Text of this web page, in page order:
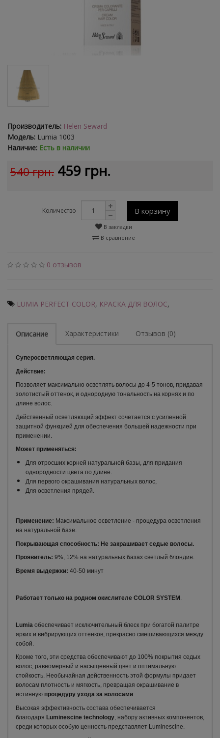
Производитель: Helen Seward
Модель: Lumia 1003
Наличие: Есть в наличии
540 грн. 459 грн.
Количество В корзину
В закладки
В сравнение
0 отзывов
LUMIA PERFECT COLOR, КРАСКА ДЛЯ ВОЛОС,
Описание Характеристики Отзывов (0)
Суперосветляющая серия.
Действие:
Позволяет максимально осветлять волосы до 4-5 тонов, придавая
золотистый оттенок, и однородную тональность на корнях и по
длине волос.
Действенный осветляющий эффект сочетается с усиленной
защитной функцией для обеспечения большей надежности при
применении.
Может применяться:
Для отросших корней натуральной базы, для придания
однородности цвета по длине.
Для первого окрашивания натуральных волос,
Для осветления прядей.
Применение: Максимальное осветление - процедура осветления
на натуральной базе.
Покрывающая способность: Не закрашивает седые волосы.
Проявитель: 9%, 12% на натуральных базах светлый блондин.
Время выдержки: 40-50 минут
Работает только на родном окислителе COLOR SYSTEM.
Lumia обеспечивает исключительный блеск при богатой палитре
ярких и вибрирующих оттенков, прекрасно смешивающихся между
собой.
Кроме того, эти средства обеспечивают до 100% покрытия седых
волос, равномерный и насыщенный цвет и оптимальную
стойкость. Необычайная действенность этой формулы придает
волосам плотность и мягкость, превращая окрашивание в
истинную процедуру ухода за волосами.
Высокая эффективность состава обеспечивается
благодаря Luminescine technology, набору активных компонентов,
среди которых особую ценность представляет Luminescine.